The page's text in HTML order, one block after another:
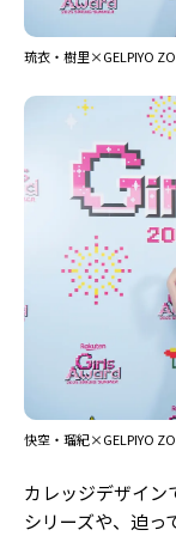
琉衣・樹里×GELPIYO
快空・瑠紀×GELPIYO
カレッジデザイン
シリーズや、迫っ